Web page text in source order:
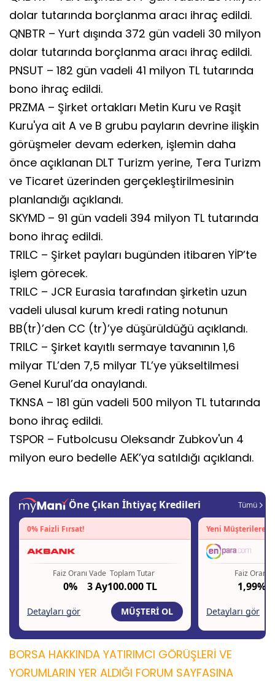
dolar tutarında borçlanma aracı ihraç edildi.
QNBTR – Yurt dışında 372 gün vadeli 30 milyon
dolar tutarında borçlanma aracı ihraç edildi.
PNSUT – 182 gün vadeli 41 milyon TL tutarında
bono ihraç edildi.
PRZMA – Şirket ortakları Metin Kuru ve Raşit
Kuru'ya ait A ve B grubu payların devrine ilişkin
görüşmeler devam ederken, işlemin daha
önce açıklanan DLT Turizm yerine, Tera Turizm
ve Ticaret üzerinden gerçekleştirilmesinin
planlandığı açıklandı.
SKYMD – 91 gün vadeli 394 milyon TL tutarında
bono ihraç edildi.
TRILC – Şirket payları bugünden itibaren YİP’te
işlem görecek.
TRILC – JCR Eurasia tarafından şirketin uzun
vadeli ulusal kurum kredi rating notunun
BB(tr)’den CC (tr)’ye düşürüldüğü açıklandı.
TRILC – Şirket kayıtlı sermaye tavanının 1,6
milyar TL’den 7,5 milyar TL’ye yükseltilmesi
Genel Kurul’da onaylandı.
TKNSA – 181 gün vadeli 500 milyon TL tutarında
bono ihraç edildi.
TSPOR – Futbolcusu Oleksandr Zubkov'un 4
milyon euro bedelle AEK’ya satıldığı açıklandı.
BORSA HAKKINDA YATIRIMCI GÖRÜŞLERİ VE
YORUMLARIN YER ALDIĞI FORUM SAYFASINA